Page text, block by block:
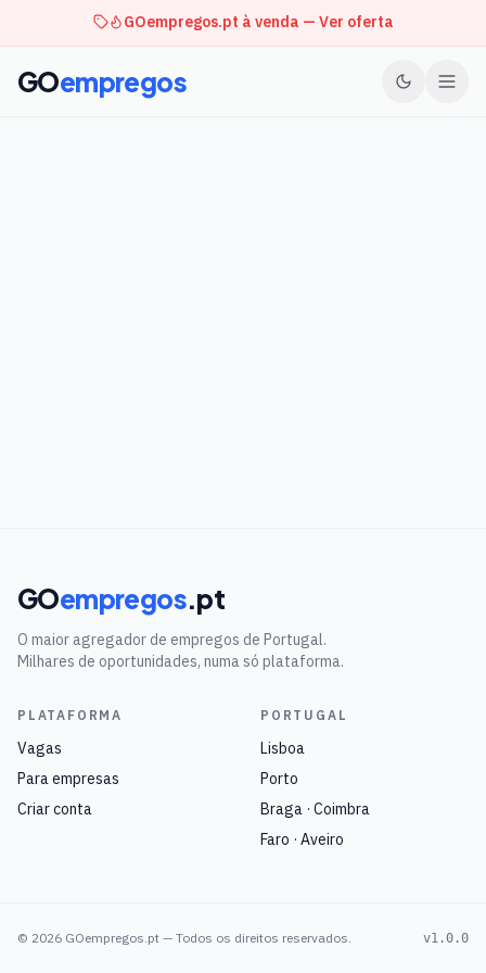
GOempregos.pt à venda — Ver oferta
GOempregos
GOempregos.pt
O maior agregador de empregos de Portugal.
Milhares de oportunidades, numa só plataforma.
PLATAFORMA
Vagas
Para empresas
Criar conta
PORTUGAL
Lisboa
Porto
Braga · Coimbra
Faro · Aveiro
© 2026 GOempregos.pt — Todos os direitos reservados. v1.0.0